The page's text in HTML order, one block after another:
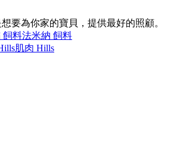
要為你家的寶貝，提供最好的照顧。
飼料法米納 飼料
肌肉 Hills